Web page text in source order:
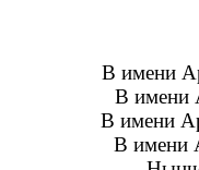
В имени
В имени
В имени
В имени